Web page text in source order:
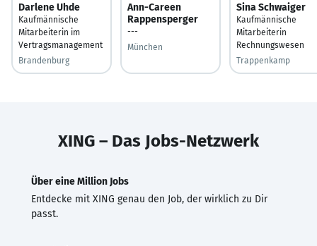
Darlene Uhde
Kaufmännische
Mitarbeiterin im
Vertragsmanagement
Brandenburg
Ann-Careen
Rappensperger
---
München
Sina Schwaiger
Kaufmännische
Mitarbeiterin
Rechnungswesen
Trappenkamp
XING – Das Jobs-Netzwerk
Über eine Million Jobs
Entdecke mit XING genau den Job, der wirklich zu Dir
passt.